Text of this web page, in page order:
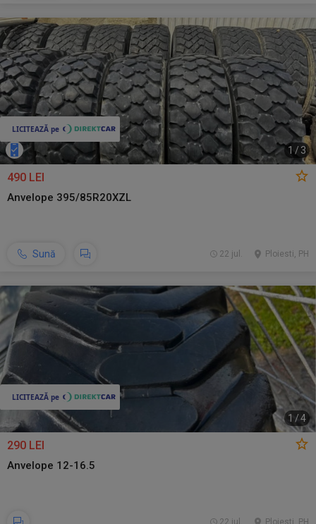
1 / 3
490 LEI
Anvelope 395/85R20XZL
Sună Ploiesti, PH
22 jul.
1 /4
290 LEI
Anvelope 12-16.5
Ploiesti, PH
22 jul.